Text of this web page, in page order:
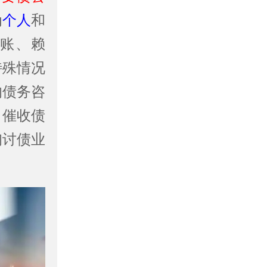
个人和
、赖
情况
务咨
收债
债业